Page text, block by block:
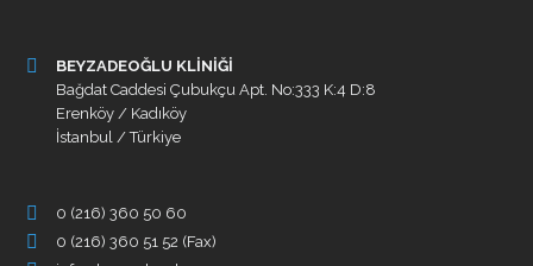
BEYZADEOĞLU KLİNİĞİ
Bağdat Caddesi Çubukçu Apt. No:333 K:4 D:8
Erenköy / Kadıköy
İstanbul / Türkiye
0 (216) 360 50 60
0 (216) 360 51 52 (Fax)